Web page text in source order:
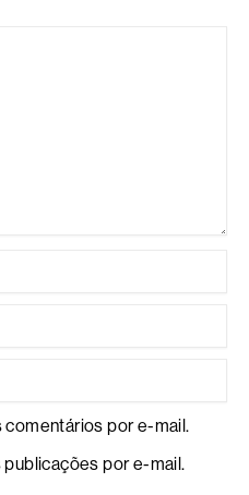
por e-mail.
por e-mail.